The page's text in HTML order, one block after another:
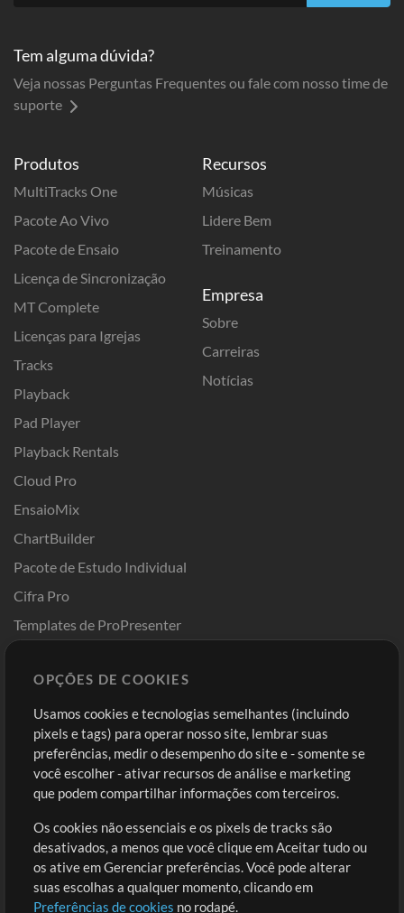
Produtos
MultiTracks One
Pacote Ao Vivo
Pacote de Ensaio
Licença de Sincronização
MT Complete
Licenças para Igrejas
Tracks
Playback
Pad Player
Playback Rentals
Cloud Pro
EnsaioMix
ChartBuilder
Pacote de Estudo Individual
Cifra Pro
Templates de ProPresenter
Recursos
Músicas
Lidere Bem
Treinamento
Empresa
Sobre
Carreiras
Notícias
Comprar Créditos
Conteúdo Grátis
Solicite uma Música
Extras
Sessões
Envie seu conteúdo
Entre
Cadastre-se
Ir ao carrinho
Tem alguma dúvida?
Veja nossas Perguntas Frequentes ou fale com nosso time de
suporte
OPÇÕES DE COOKIES
Usamos cookies e tecnologias semelhantes (incluindo
pixels e tags) para operar nosso site, lembrar suas
preferências, medir o desempenho do site e - somente se
você escolher - ativar recursos de análise e marketing
que podem compartilhar informações com terceiros.
Os cookies não essenciais e os pixels de tracks são
desativados, a menos que você clique em Aceitar tudo ou
os ative em Gerenciar preferências. Você pode alterar
suas escolhas a qualquer momento, clicando em
Preferências de cookies no rodapé.